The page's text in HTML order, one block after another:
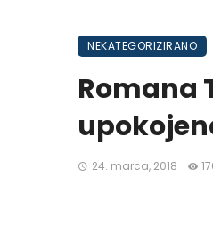
NEKATEGORIZIRANO
Romana
24. marca, 2018